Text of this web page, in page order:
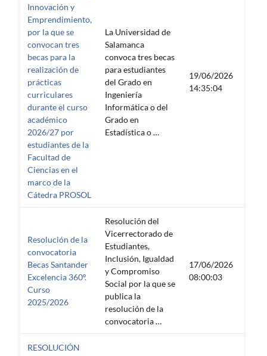
Innovación y
Emprendimiento,
por la que se
convocan tres
becas para la
realización de
prácticas
curriculares
durante el curso
académico
2026/27 por
estudiantes de la
Facultad de
Ciencias en el
marco de la
Cátedra PROSOL
La Universidad de
Salamanca
convoca tres becas
para estudiantes
del Grado en
Ingeniería
Informática o del
Grado en
Estadística o …
19/06/2026
14:35:04
Resolución de la
convocatoria
Becas Santander
Excelencia 360º.
Curso
2025/2026
Resolución del
Vicerrectorado de
Estudiantes,
Inclusión, Igualdad
y Compromiso
Social por la que se
publica la
resolución de la
convocatoria …
17/06/2026
08:00:03
RESOLUCIÓN